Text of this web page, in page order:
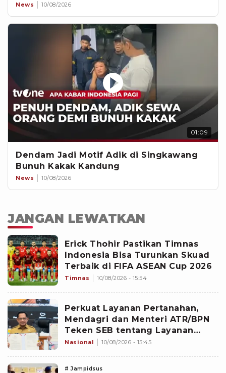
News 10/08/2026
01:09
Dendam Jadi Motif Adik di Singkawang
Bunuh Kakak Kandung
News 10/08/2026
JANGAN LEWATKAN
Erick Thohir Pastikan Timnas
Indonesia Bisa Turunkan Skuad
Terbaik di FIFA ASEAN Cup 2026
Timnas 10/08/2026 - 15:54
Perkuat Layanan Pertanahan,
Mendagri dan Menteri ATR/BPN
Teken SEB tentang Layanan
BPHTB
Nasional 10/08/2026 - 15:45
# Jampidsus